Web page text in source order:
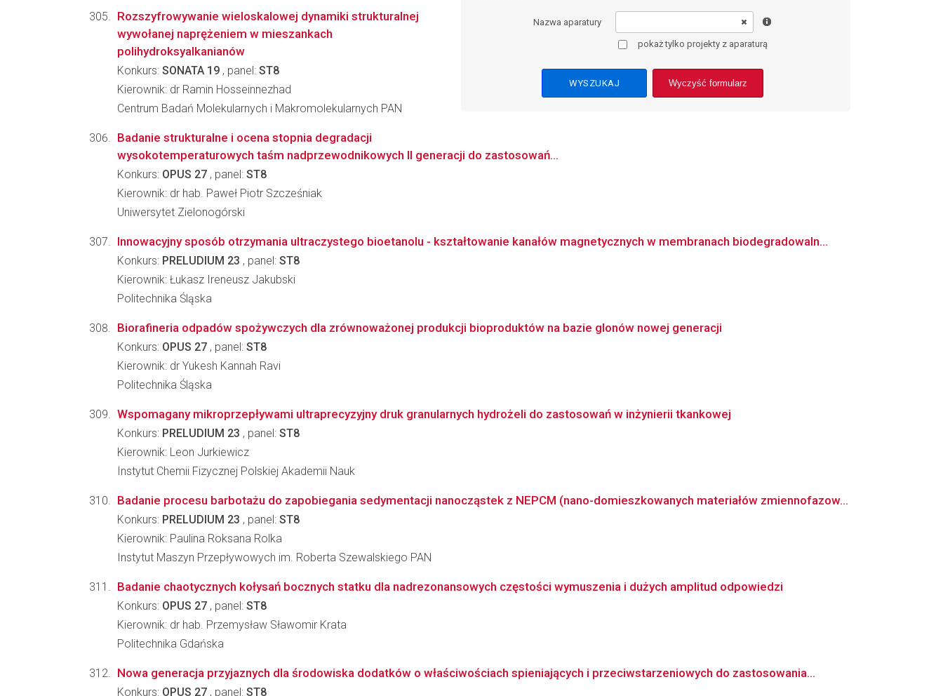
Nazwa aparatury
pokaż tylko projekty z aparaturą
Wyczyść formularz
Rozszyfrowywanie wieloskalowej dynamiki strukturalnej
wywołanej naprężeniem w mieszankach
polihydroksyalkanianów
Konkurs: SONATA 19 , panel: ST8
Kierownik: dr Ramin Hosseinnezhad
Centrum Badań Molekularnych i Makromolekularnych PAN
Badanie strukturalne i ocena stopnia degradacji
wysokotemperaturowych taśm nadprzewodnikowych II generacji do zastosowań...
Konkurs: OPUS 27 , panel: ST8
Kierownik: dr hab. Paweł Piotr Szcześniak
Uniwersytet Zielonogórski
Innowacyjny sposób otrzymania ultraczystego bioetanolu - kształtowanie kanałów magnetycznych w membranach biodegradowaln...
Konkurs: PRELUDIUM 23 , panel: ST8
Kierownik: Łukasz Ireneusz Jakubski
Politechnika Śląska
Biorafineria odpadów spożywczych dla zrównoważonej produkcji bioproduktów na bazie glonów nowej generacji
Konkurs: OPUS 27 , panel: ST8
Kierownik: dr Yukesh Kannah Ravi
Politechnika Śląska
Wspomagany mikroprzepływami ultraprecyzyjny druk granularnych hydrożeli do zastosowań w inżynierii tkankowej
Konkurs: PRELUDIUM 23 , panel: ST8
Kierownik: Leon Jurkiewicz
Instytut Chemii Fizycznej Polskiej Akademii Nauk
Badanie procesu barbotażu do zapobiegania sedymentacji nanocząstek z NEPCM (nano-domieszkowanych materiałów zmiennofazow...
Konkurs: PRELUDIUM 23 , panel: ST8
Kierownik: Paulina Roksana Rolka
Instytut Maszyn Przepływowych im. Roberta Szewalskiego PAN
Badanie chaotycznych kołysań bocznych statku dla nadrezonansowych częstości wymuszenia i dużych amplitud odpowiedzi
Konkurs: OPUS 27 , panel: ST8
Kierownik: dr hab. Przemysław Sławomir Krata
Politechnika Gdańska
Nowa generacja przyjaznych dla środowiska dodatków o właściwościach spieniających i przeciwstarzeniowych do zastosowania...
Konkurs: OPUS 27 , panel: ST8